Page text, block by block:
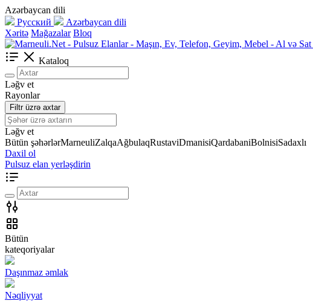
Azərbaycan dili
Русский
Azərbaycan dili
Xəritə Mağazalar Bloq
Kataloq
Ləğv et
Rayonlar
Filtr üzrə axtar
Ləğv et
Bütün şəhərlərMarneuliZalqaAğbulaqRustaviDmanisiQardabaniBolnisiSadaxlı
Daxil ol
Pulsuz elan yerləşdirin
Bütün
kateqoriyalar
Daşınmaz əmlak
Nəqliyyat